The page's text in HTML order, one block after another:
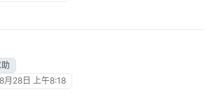
月28日 上午8:18